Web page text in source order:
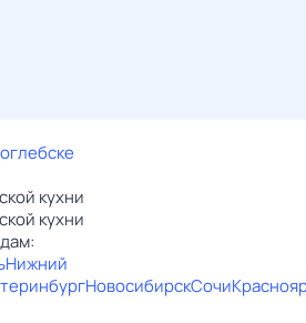
кухни
кухни
Нижний
НовосибирскСочи